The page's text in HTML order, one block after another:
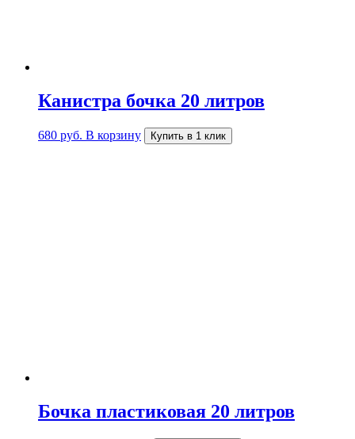
Канистра бочка 20 литров
680 руб. В корзину Купить в 1 клик
Бочка пластиковая 20 литров